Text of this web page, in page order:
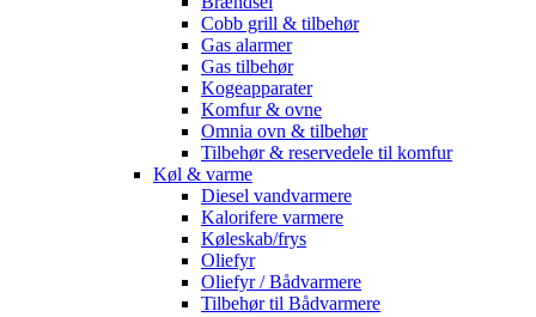
Cobb grill & tilbehør
Gas alarmer
Gas tilbehør
Kogeapparater
Komfur & ovne
Omnia ovn & tilbehør
Tilbehør & reservedele til komfur
Køl & varme
Diesel vandvarmere
Kalorifere varmere
Køleskab/frys
Oliefyr
Oliefyr / Bådvarmere
Tilbehør til Bådvarmere